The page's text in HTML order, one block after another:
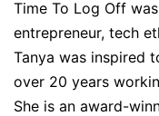
Time To Log Off
entrepreneur, tech
Tanya was inspired
over 20 years
She is an award-